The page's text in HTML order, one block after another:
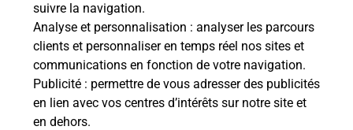
suivre la navigation.
Analyse et personnalisation : analyser les parcours
clients et personnaliser en temps réel nos sites et
communications en fonction de votre navigation.
Publicité : permettre de vous adresser des publicités
en lien avec vos centres d’intérêts sur notre site et
en dehors.
Combien de temps dure l'examen du
code de la route ?
Comment s'inscrire au code de la
route ?